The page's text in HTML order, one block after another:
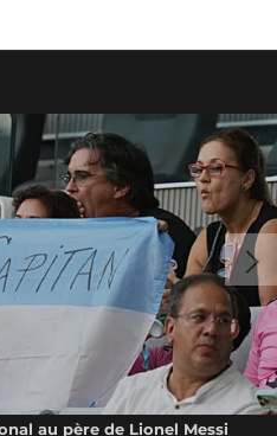
au père de Lionel Messi